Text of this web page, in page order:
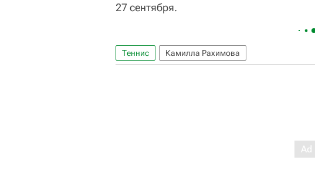
27 сентября.
Теннис Камилла Рахимова